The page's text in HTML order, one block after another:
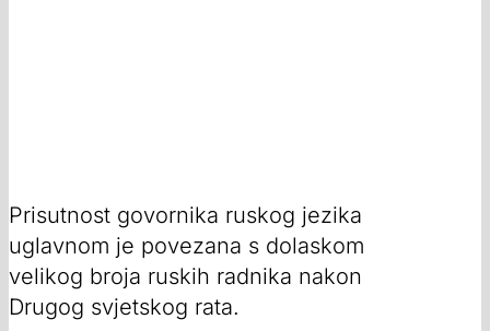
Prisutnost govornika ruskog jezika
uglavnom je povezana s dolaskom
velikog broja ruskih radnika nakon
Drugog svjetskog rata.